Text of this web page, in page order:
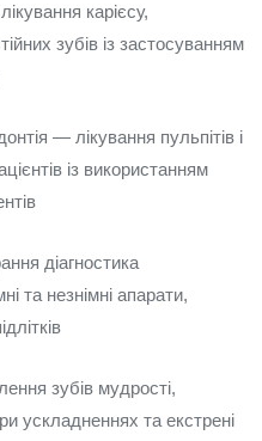
карієсу,
зубів із застосуванням
— лікування пульпітів і
із використанням
діагностика
та незнімні апарати,
зубів мудрості,
ускладненнях та екстрені